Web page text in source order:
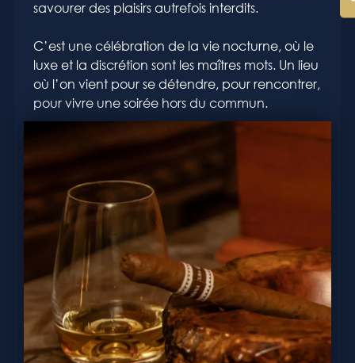
savourer des plaisirs autrefois interdits.
C’est une célébration de la vie nocturne, où le
luxe et la discrétion sont les maîtres mots. Un lieu
où l’on vient pour se détendre, pour rencontrer,
pour vivre une soirée hors du commun.